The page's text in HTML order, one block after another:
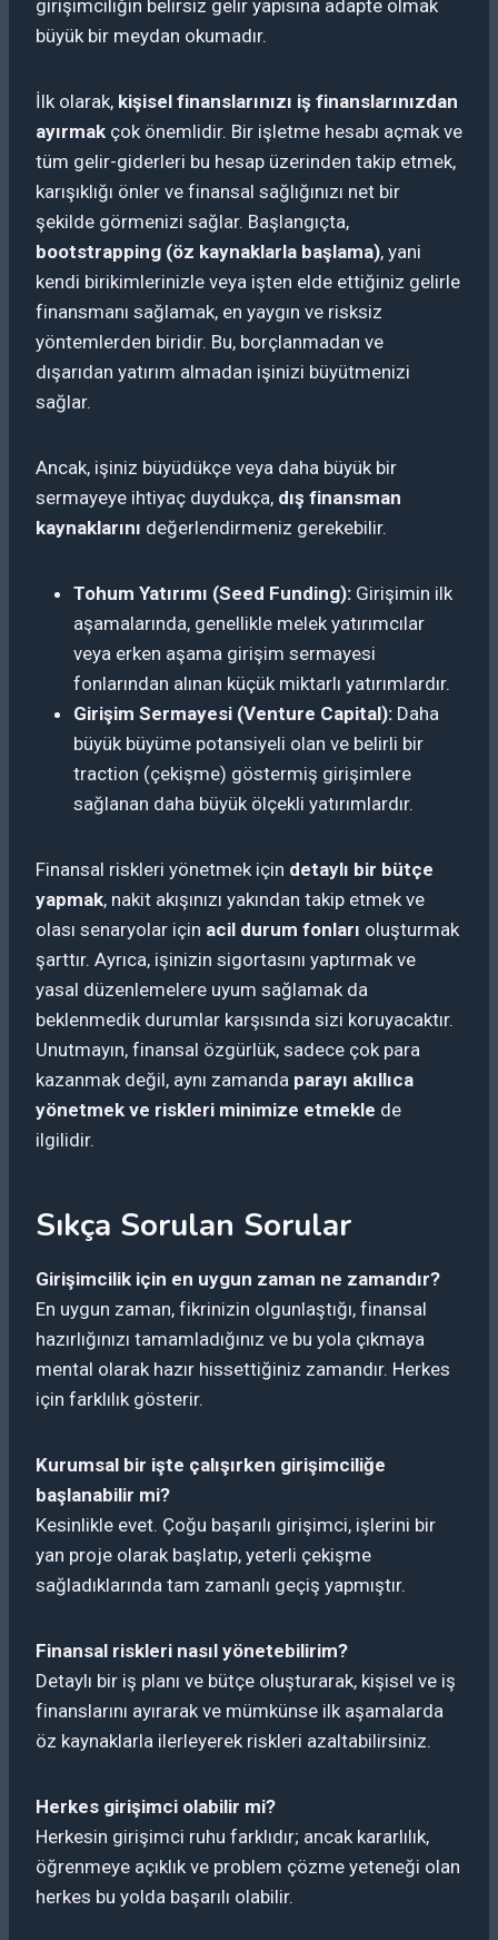
girişimciliğin belirsiz gelir yapısına adapte olmak
büyük bir meydan okumadır.
İlk olarak, kişisel finanslarınızı iş finanslarınızdan
ayırmak çok önemlidir. Bir işletme hesabı açmak ve
tüm gelir-giderleri bu hesap üzerinden takip etmek,
karışıklığı önler ve finansal sağlığınızı net bir
şekilde görmenizi sağlar. Başlangıçta,
bootstrapping (öz kaynaklarla başlama), yani
kendi birikimlerinizle veya işten elde ettiğiniz gelirle
finansmanı sağlamak, en yaygın ve risksiz
yöntemlerden biridir. Bu, borçlanmadan ve
dışarıdan yatırım almadan işinizi büyütmenizi
sağlar.
Ancak, işiniz büyüdükçe veya daha büyük bir
sermayeye ihtiyaç duydukça, dış finansman
kaynaklarını değerlendirmeniz gerekebilir.
Tohum Yatırımı (Seed Funding): Girişimin ilk
aşamalarında, genellikle melek yatırımcılar
veya erken aşama girişim sermayesi
fonlarından alınan küçük miktarlı yatırımlardır.
Girişim Sermayesi (Venture Capital): Daha
büyük büyüme potansiyeli olan ve belirli bir
traction (çekişme) göstermiş girişimlere
sağlanan daha büyük ölçekli yatırımlardır.
Finansal riskleri yönetmek için detaylı bir bütçe
yapmak, nakit akışınızı yakından takip etmek ve
olası senaryolar için acil durum fonları oluşturmak
şarttır. Ayrıca, işinizin sigortasını yaptırmak ve
yasal düzenlemelere uyum sağlamak da
beklenmedik durumlar karşısında sizi koruyacaktır.
Unutmayın, finansal özgürlük, sadece çok para
kazanmak değil, aynı zamanda parayı akıllıca
yönetmek ve riskleri minimize etmekle de
ilgilidir.
Sıkça Sorulan Sorular
Girişimcilik için en uygun zaman ne zamandır?
En uygun zaman, fikrinizin olgunlaştığı, finansal
hazırlığınızı tamamladığınız ve bu yola çıkmaya
mental olarak hazır hissettiğiniz zamandır. Herkes
için farklılık gösterir.
Kurumsal bir işte çalışırken girişimciliğe
başlanabilir mi?
Kesinlikle evet. Çoğu başarılı girişimci, işlerini bir
yan proje olarak başlatıp, yeterli çekişme
sağladıklarında tam zamanlı geçiş yapmıştır.
Finansal riskleri nasıl yönetebilirim?
Detaylı bir iş planı ve bütçe oluşturarak, kişisel ve iş
finanslarını ayırarak ve mümkünse ilk aşamalarda
öz kaynaklarla ilerleyerek riskleri azaltabilirsiniz.
Herkes girişimci olabilir mi?
Herkesin girişimci ruhu farklıdır; ancak kararlılık,
öğrenmeye açıklık ve problem çözme yeteneği olan
herkes bu yolda başarılı olabilir.